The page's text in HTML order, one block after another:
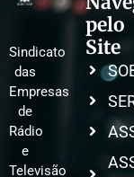
Sindicato
das
Empresas
de
Rádio
e
Televisão
pelo
Site